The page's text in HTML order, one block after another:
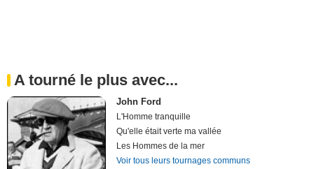
A tourné le plus avec...
John Ford
L'Homme tranquille
Qu'elle était verte ma vallée
Les Hommes de la mer
Voir tous leurs tournages communs